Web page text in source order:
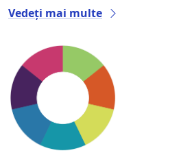
Vedeți mai multe